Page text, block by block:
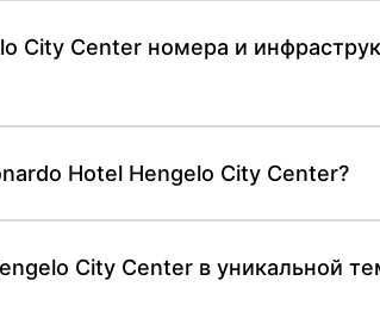
City Center номера и
Hotel Hengelo City Center?
City Center в уникальной